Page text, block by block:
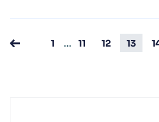
1 … 11 12 13